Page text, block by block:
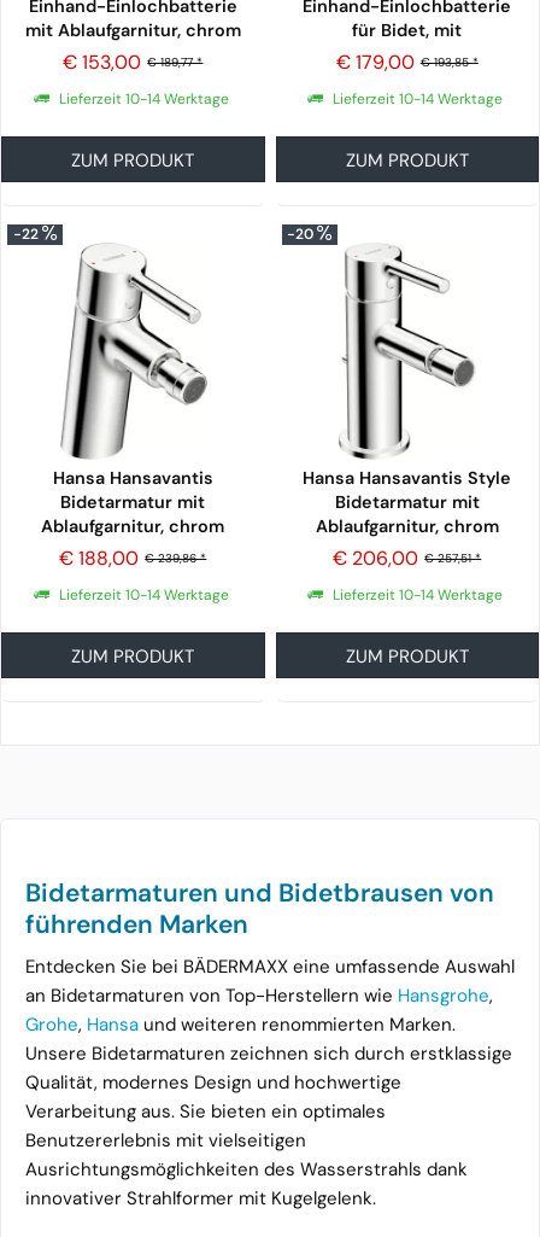
Einhand-Einlochbatterie
mit Ablaufgarnitur, chrom
€ 189,77 *
€ 153,00
Lieferzeit 10-14 Werktage
ZUM PRODUKT
Einhand-Einlochbatterie
für Bidet, mit
Ablaufgarnitur, chrom
€ 193,85 *
€ 179,00
Lieferzeit 10-14 Werktage
ZUM PRODUKT
-22
Hansa Hansavantis
Bidetarmatur mit
Ablaufgarnitur, chrom
€ 239,86 *
€ 188,00
Lieferzeit 10-14 Werktage
ZUM PRODUKT
-20
Hansa Hansavantis Style
Bidetarmatur mit
Ablaufgarnitur, chrom
€ 257,51 *
€ 206,00
Lieferzeit 10-14 Werktage
ZUM PRODUKT
Bidetarmaturen und Bidetbrausen von
führenden Marken
Entdecken Sie bei BÄDERMAXX eine umfassende Auswahl
an Bidetarmaturen von Top-Herstellern wie Hansgrohe,
Grohe, Hansa und weiteren renommierten Marken.
Unsere Bidetarmaturen zeichnen sich durch erstklassige
Qualität, modernes Design und hochwertige
Verarbeitung aus. Sie bieten ein optimales
Benutzererlebnis mit vielseitigen
Ausrichtungsmöglichkeiten des Wasserstrahls dank
innovativer Strahlformer mit Kugelgelenk.